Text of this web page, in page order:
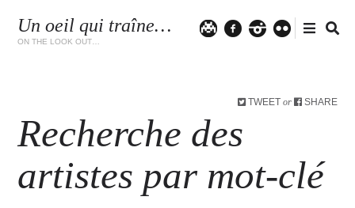
Un oeil qui traîne…
ON THE LOOK OUT…
TWEET or SHARE
Recherche des
artistes par mot-clé